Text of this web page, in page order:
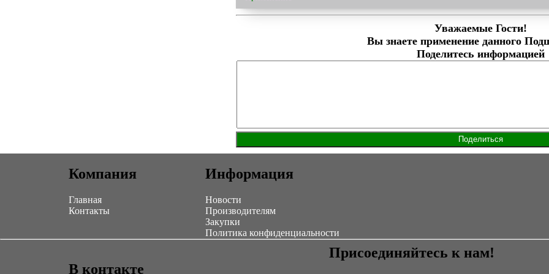
Уважаемые Гости!
Вы знаете применение данного
Поделитесь информацией
Компания
Главная
Контакты
Информация
Новости
Производителям
Закупки
Политика конфиденциальности
Присоединяйтесь к нам!
В контакте